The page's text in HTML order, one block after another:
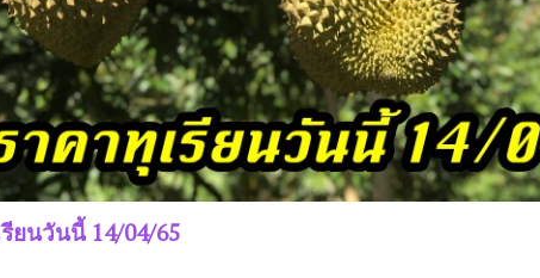
ยนวันนี้ 14/04/65